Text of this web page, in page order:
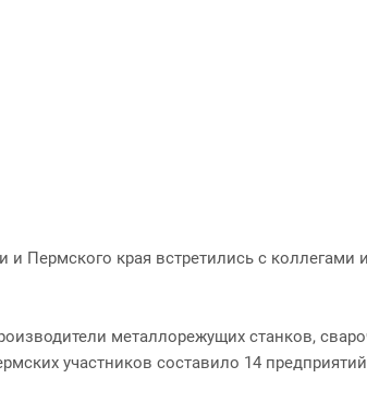
Пермского края встретились с коллегами
металлорежущих станков,
участников составило 14